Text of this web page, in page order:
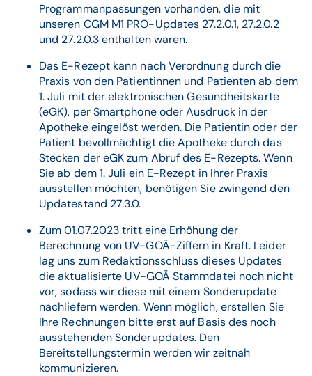
Programmanpassungen vorhanden, die mit
unseren CGM M1 PRO-Updates 27.2.0.1, 27.2.0.2
und 27.2.0.3 enthalten waren.
Das E-Rezept kann nach Verordnung durch die
Praxis von den Patientinnen und Patienten ab dem
1. Juli mit der elektronischen Gesundheitskarte
(eGK), per Smartphone oder Ausdruck in der
Apotheke eingelöst werden. Die Patientin oder der
Patient bevollmächtigt die Apotheke durch das
Stecken der eGK zum Abruf des E-Rezepts. Wenn
Sie ab dem 1. Juli ein E-Rezept in Ihrer Praxis
ausstellen möchten, benötigen Sie zwingend den
Updatestand 27.3.0.
Zum 01.07.2023 tritt eine Erhöhung der
Berechnung von UV-GOÄ-Ziffern in Kraft. Leider
lag uns zum Redaktionsschluss dieses Updates
die aktualisierte UV-GOÄ Stammdatei noch nicht
vor, sodass wir diese mit einem Sonderupdate
nachliefern werden. Wenn möglich, erstellen Sie
Ihre Rechnungen bitte erst auf Basis des noch
ausstehenden Sonderupdates. Den
Bereitstellungstermin werden wir zeitnah
kommunizieren.